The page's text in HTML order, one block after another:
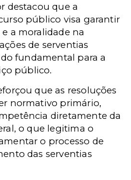
destacou que a
público visa garantir
a moralidade na
de serventias
fundamental para a
público.
que as resoluções
normativo primário,
diretamente da
o que legitima o
o processo de
das serventias